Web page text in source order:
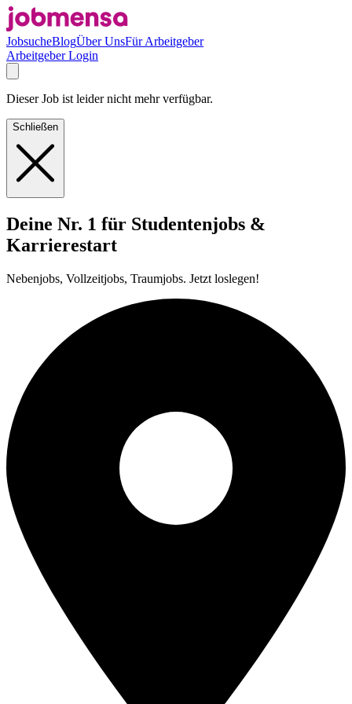
JobsucheBlogÜber UnsFür Arbeitgeber
Arbeitgeber Login
Dieser Job ist leider nicht mehr verfügbar.
Schließen
Deine Nr. 1 für Studentenjobs &
Karrierestart
Nebenjobs, Vollzeitjobs, Traumjobs. Jetzt loslegen!